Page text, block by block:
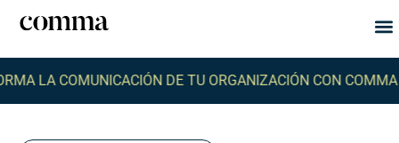
LA COMUNICACIÓN DE TU ORGANIZACIÓN CON COMMA -